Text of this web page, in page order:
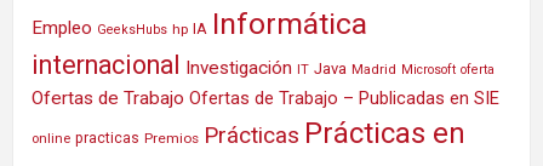
Empleo GeeksHubs hp IA Informática
internacional Investigación IT Java Madrid Microsoft oferta
Ofertas de Trabajo Ofertas de Trabajo – Publicadas en SIE
online practicas Premios Prácticas Prácticas en